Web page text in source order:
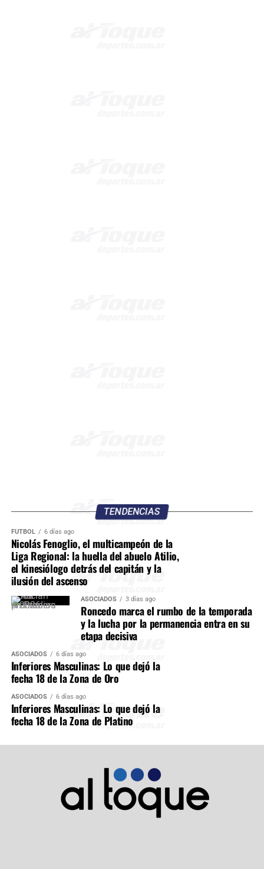
TENDENCIAS
FÚTBOL 6 días ago
Nicolás Fenoglio, el multicampeón de la
Liga Regional: la huella del abuelo Atilio,
el kinesiólogo detrás del capitán y la
ilusión del ascenso
ASOCIADOS 3 días ago
Roncedo marca el rumbo de la temporada
y la lucha por la permanencia entra en su
etapa decisiva
ASOCIADOS 6 días ago
Inferiores Masculinas: Lo que dejó la
fecha 18 de la Zona de Oro
ASOCIADOS 6 días ago
Inferiores Masculinas: Lo que dejó la
fecha 18 de la Zona de Platino